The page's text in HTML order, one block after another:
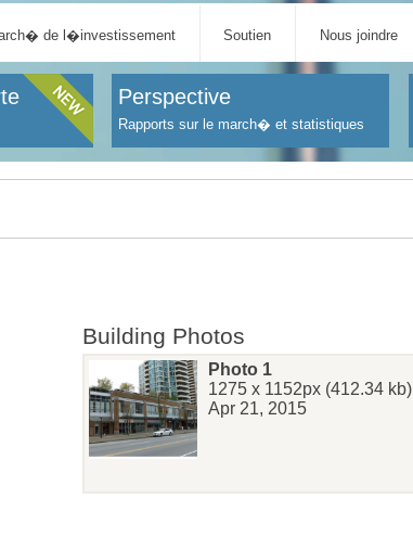
de l�investissement Soutien Nous joindre
Perspective
Rapports sur le march� et statistiques
Building Photos
Photo 1
1275 x 1152px (412.34 kb)
Apr 21, 2015